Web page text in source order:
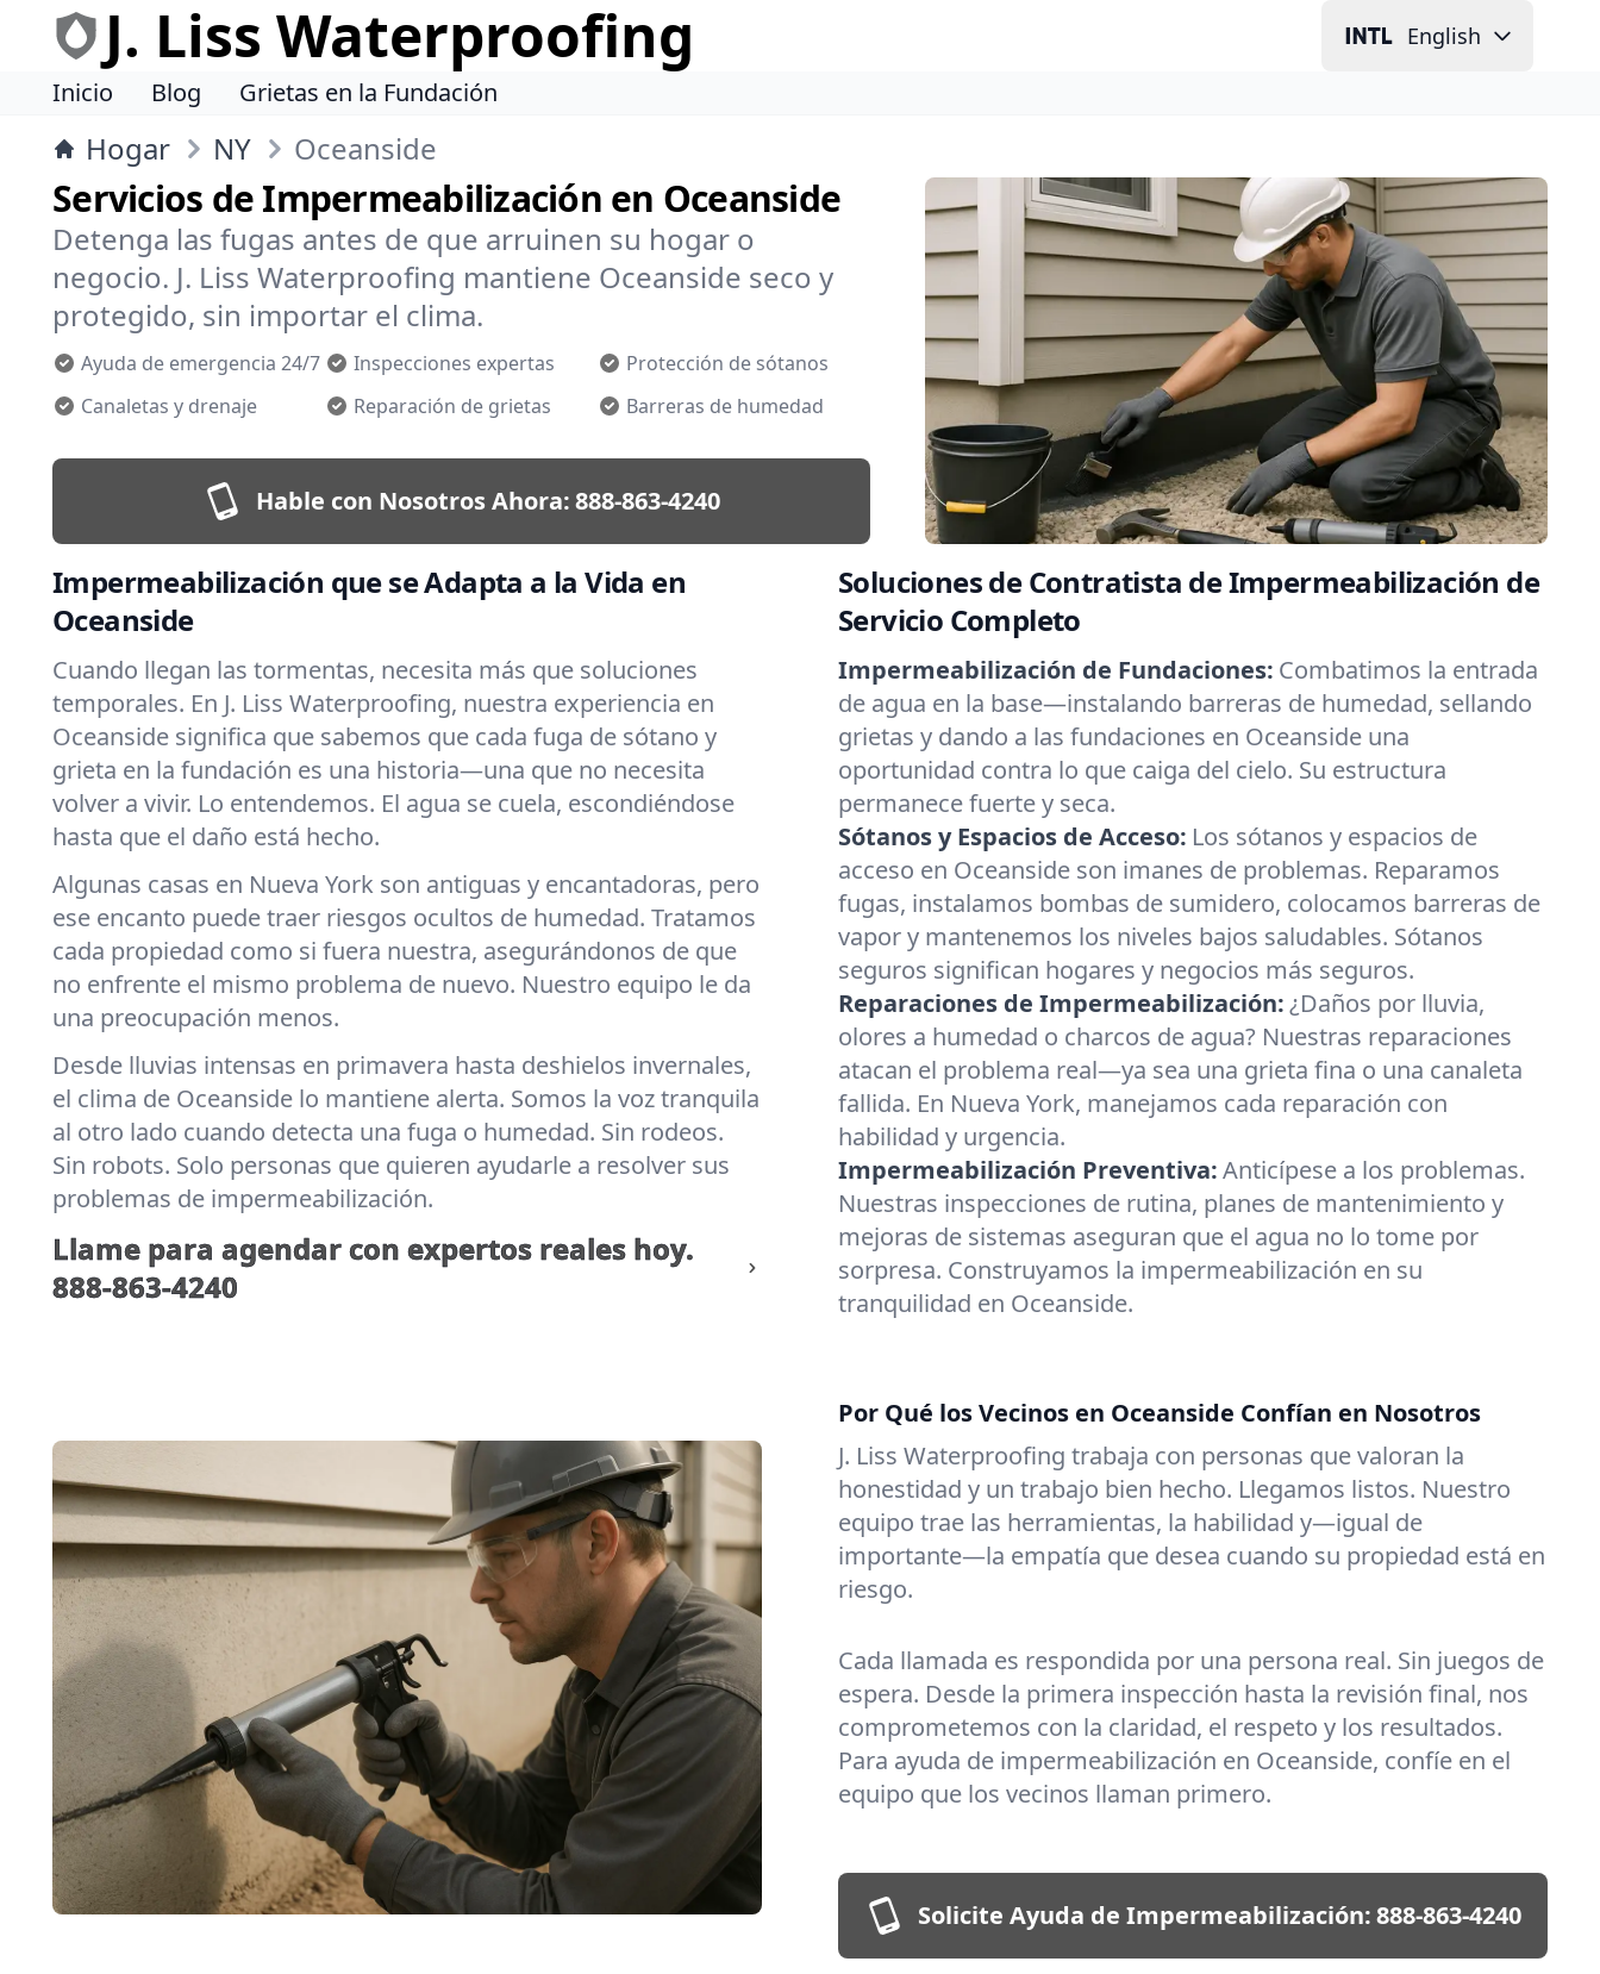
J. Liss Waterproofing English
Inicio Blog Grietas en la Fundación
Hogar NY Oceanside
Servicios de Impermeabilización en Oceanside
Detenga las fugas antes de que arruinen su hogar o
negocio. J. Liss Waterproofing mantiene Oceanside seco y
protegido, sin importar el clima.
Ayuda de emergencia 24/7 Inspecciones expertas
Protección de sótanos
Canaletas y drenaje
Reparación de grietas Barreras de humedad
Hable con Nosotros Ahora:888-863-4240
Impermeabilización que se Adapta a la Vida en
Oceanside
Cuando llegan las tormentas, necesita más que soluciones
temporales. En J. Liss Waterproofing, nuestra experiencia en
Oceanside significa que sabemos que cada fuga de sótano y
grieta en la fundación es una historia—una que no necesita
volver a vivir. Lo entendemos. El agua se cuela, escondiéndose
hasta que el daño está hecho.
Algunas casas en Nueva York son antiguas y encantadoras, pero
ese encanto puede traer riesgos ocultos de humedad. Tratamos
cada propiedad como si fuera nuestra, asegurándonos de que
no enfrente el mismo problema de nuevo. Nuestro equipo le da
una preocupación menos.
Desde lluvias intensas en primavera hasta deshielos invernales,
el clima de Oceanside lo mantiene alerta. Somos la voz tranquila
al otro lado cuando detecta una fuga o humedad. Sin rodeos.
Sin robots. Solo personas que quieren ayudarle a resolver sus
problemas de impermeabilización.
Llame para agendar con expertos reales hoy.
888-863-4240
Soluciones de Contratista de Impermeabilización de
Servicio Completo
Impermeabilización de Fundaciones: Combatimos la entrada
de agua en la base—instalando barreras de humedad, sellando
grietas y dando a las fundaciones en Oceanside una
oportunidad contra lo que caiga del cielo. Su estructura
permanece fuerte y seca.
Sótanos y Espacios de Acceso: Los sótanos y espacios de
acceso en Oceanside son imanes de problemas. Reparamos
fugas, instalamos bombas de sumidero, colocamos barreras de
vapor y mantenemos los niveles bajos saludables. Sótanos
seguros significan hogares y negocios más seguros.
Reparaciones de Impermeabilización:¿Daños por lluvia,
olores a humedad o charcos de agua? Nuestras reparaciones
atacan el problema real—ya sea una grieta fina o una canaleta
fallida. En Nueva York, manejamos cada reparación con
habilidad y urgencia.
Impermeabilización Preventiva:Anticípese a los problemas.
Nuestras inspecciones de rutina, planes de mantenimiento y
mejoras de sistemas aseguran que el agua no lo tome por
sorpresa. Construyamos la impermeabilización en su
tranquilidad en Oceanside.
Por Qué los Vecinos en Oceanside Confían en Nosotros
J. Liss Waterproofing trabaja con personas que valoran la
honestidad y un trabajo bien hecho. Llegamos listos. Nuestro
equipo trae las herramientas, la habilidad y—igual de
importante—la empatía que desea cuando su propiedad está en
riesgo.
Cada llamada es respondida por una persona real. Sin juegos de
espera. Desde la primera inspección hasta la revisión final, nos
comprometemos con la claridad, el respeto y los resultados.
Para ayuda de impermeabilización en Oceanside, confíe en el
equipo que los vecinos llaman primero.
Solicite Ayuda de Impermeabilización:888-863-4240